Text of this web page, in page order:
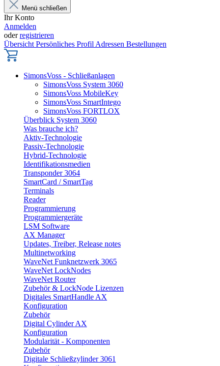
Menü schließen
Ihr Konto
Anmelden
oderregistrieren
Übersicht Persönliches Profil Adressen Bestellungen
SimonsVoss - Schließanlagen
SimonsVoss System 3060
SimonsVoss MobileKey
SimonsVoss SmartIntego
SimonsVoss FORTLOX
Überblick System 3060
Was brauche ich?
Aktiv-Technologie
Passiv-Technologie
Hybrid-Technologie
Identifikationsmedien
Transponder 3064
SmartCard / SmartTag
Terminals
Reader
Programmierung
Programmiergeräte
LSM Software
AX Manager
Updates, Treiber, Release notes
Multinetworking
WaveNet Funknetzwerk 3065
WaveNet LockNodes
WaveNet Router
Zubehör & LockNode Lizenzen
Digitales SmartHandle AX
Konfiguration
Zubehör
Digital Cylinder AX
Konfiguration
Modularität - Komponenten
Zubehör
Digitale Schließzylinder 3061